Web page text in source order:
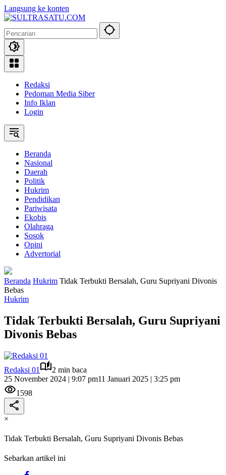
Langsung ke konten
Redaksi
Pedoman Media Siber
Info Iklan
Login
Beranda
Nasional
Daerah
Politik
Hukrim
Pendidikan
Pariwisata
Ekobis
Olahraga
Sosok
Opini
Advertorial
Beranda Hukrim Tidak Terbukti Bersalah, Guru Supriyani Divonis
Bebas
Hukrim
Tidak Terbukti Bersalah, Guru Supriyani
Divonis Bebas
Redaksi 01
2 min baca
25 November 2024 | 9:07 pm11 Januari 2025 | 3:25 pm
1598
×
Tidak Terbukti Bersalah, Guru Supriyani Divonis Bebas
Sebarkan artikel ini